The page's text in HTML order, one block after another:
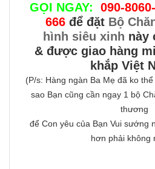
GỌI NGAY:
090-
666 để đặt Bộ
hình siêu xinh này
& được giao hàng
khắp Việt
(P/s: Hàng ngàn Ba Mẹ đã ko
sao Bạn cũng cần ngay 1 bộ
thương
để Con yêu của Bạn Vui sướng
hơn phải không